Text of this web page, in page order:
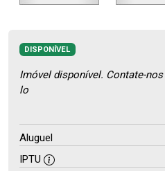
DISPONÍVEL
Imóvel disponível. Contate-
lo
Aluguel
IPTU